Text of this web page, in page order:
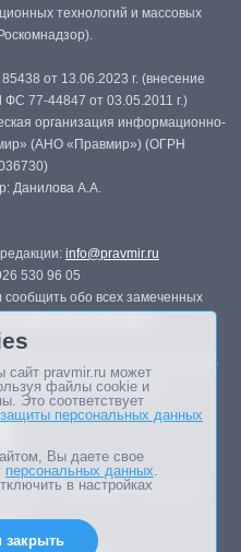
технологий и массовых
от 13.06.2023 г. (внесение
77-44847 от 03.05.2011 г.)
организация информационно-
(АНО «Правмир») (ОГРН
Данилова А.А.
info@pravmir.ru
530 96 05
сообщить обо всех замеченных
изданиях (книгах, прессе)
разрешения редакции.
не совпадать с позицией
сайт pravmir.ru может
файлы cookie и
Это соответствует
персональных данных
Вы даете свое
персональных данных.
в настройках
закрыть